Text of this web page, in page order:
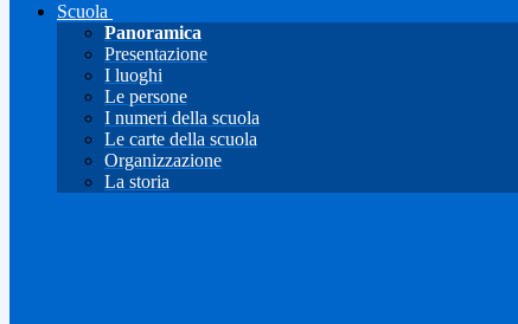
Scuola
Panoramica
Presentazione
I luoghi
Le persone
I numeri della scuola
Le carte della scuola
Organizzazione
La storia